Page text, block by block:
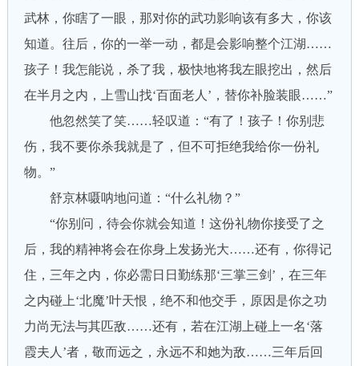
武林，你瞎了一眼，那对你的武功影响该有多大，你该
知道。往后，你的一举一动，都是会影响整个江湖……
孩子！我怎能说，杀了我，极快地将我左眼挖出，然后
在半月之内，上雪山找‘百面老人’，替你补脸装眼……”
他忽然笑了笑……轻叹道：“有了！孩子！你别悲
伤，我不要你杀我就是了，但不可拒绝我给你一份礼
物。”
舒京林嗫呐地问道：“什么礼物？”
“你别问，待会你就会知道！这份礼物你接受了之
后，我的精神将会在你身上发扬光大……还有，你得记
住，三年之内，你必需日日勤练那‘三掌三剑’，在三年
之内碰上‘北魔’叶天恨，绝不和他交手，原因是你之功
力尚无法与其匹敌……还有，若在江湖上碰上一名‘落
霞夫人’者，敬而远之，永远不和她为敌……三年后回